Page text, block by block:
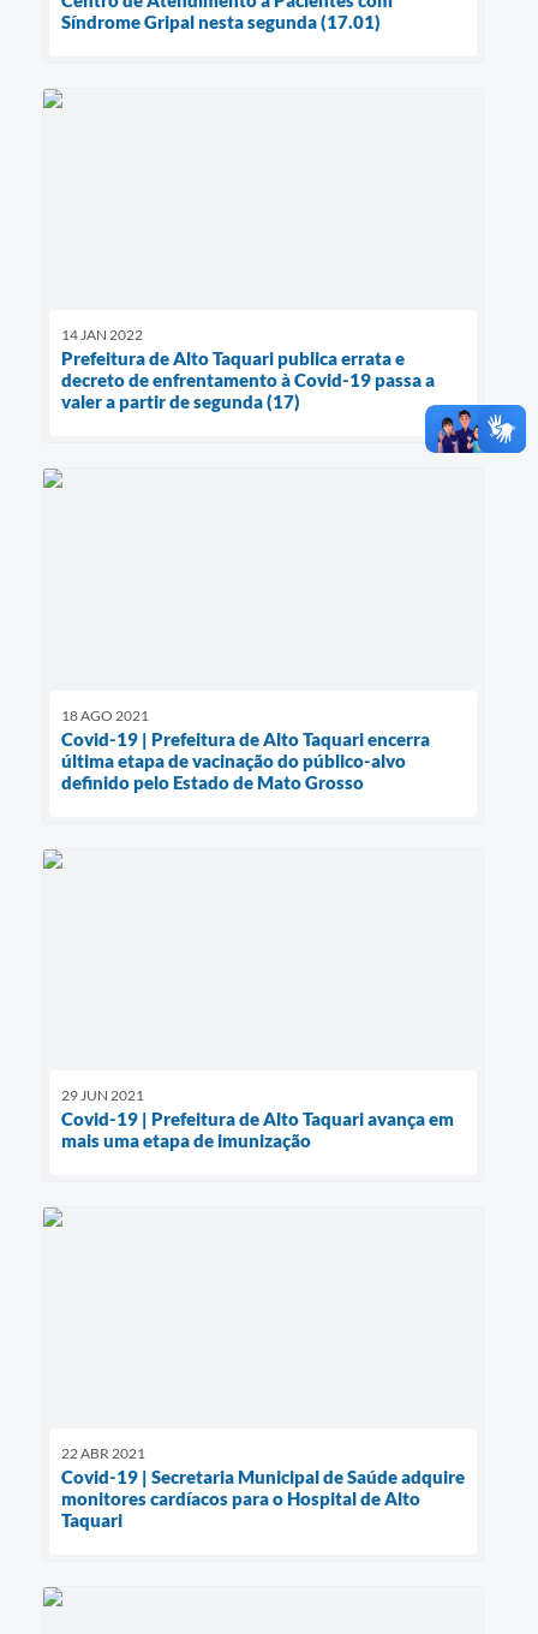
Síndrome Gripal nesta segunda (17.01)
14 JAN 2022
Prefeitura de Alto Taquari publica errata e
decreto de enfrentamento à Covid-19 passa a
valer a partir de segunda (17)
18 AGO 2021
Covid-19 | Prefeitura de Alto Taquari encerra
última etapa de vacinação do público-alvo
definido pelo Estado de Mato Grosso
29 JUN 2021
Covid-19 | Prefeitura de Alto Taquari avança em
mais uma etapa de imunização
22 ABR 2021
Covid-19 | Secretaria Municipal de Saúde adquire
monitores cardíacos para o Hospital de Alto
Taquari